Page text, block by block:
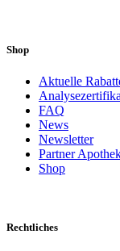
Shop
Aktuelle
FAQ
News
Newsletter
Partner
Shop
Rechtliches